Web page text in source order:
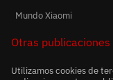
Mundo Xiaomi
Otras publicaciones
Utilizamos cookies de